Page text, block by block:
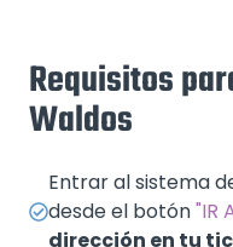
Requisitos
Waldos
Entrar al sistema
desde el botón"IR
dirección en tu